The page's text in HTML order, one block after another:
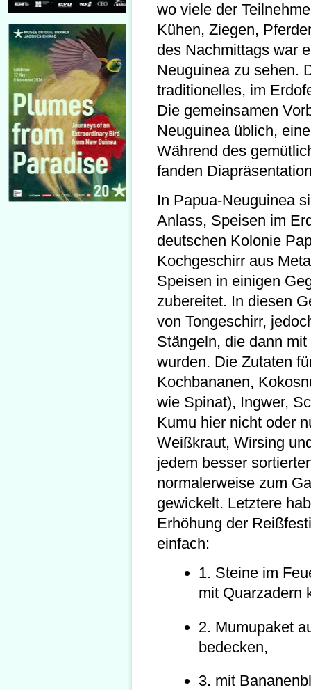
wo viele der
Kühen, Ziegen,
des Nachmittags war
Neuguinea zu sehen.
traditionelles, im
Die gemeinsamen
Neuguinea üblich,
Während des
fanden
In Papua-Neuguinea
Anlass, Speisen im
deutschen Kolonie
Kochgeschirr aus
Speisen in einigen
zubereitet. In diesen
von Tongeschirr,
Stängeln, die dann
wurden. Die Zutaten
Kochbananen,
wie Spinat), Ingwer,
Kumu hier nicht oder
Weißkraut, Wirsing
jedem besser
normalerweise zum
gewickelt. Letztere
Erhöhung der
einfach:
1. Steine im
mit Quarzadern
2. Mumupaket
bedecken,
3. mit